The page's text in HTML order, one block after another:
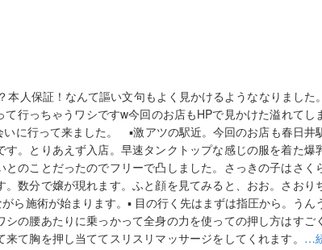
人保証！なんて謳い文句もよく見かけるようななりました。
行っちゃうワシですw今回のお店もHPで見かけた溢れてし
に行って来ました。 ▪️激アツの駅近。今回のお店も春日井
。とりあえず入店。早速タンクトップな感じの服を着た爆
のことだったのでフリーで凸しました。さっきの子はさく
数分で嬢が現れます。ふと顔を見てみると、おお。さおり
ら施術が始まります。▪️ 目の行く先はまずは指圧から。うん
の腰あたりに乗っかって全身の力を使っての押し方はすごく
て胸を押し当ててスリスリマッサージをしてくれます。 …